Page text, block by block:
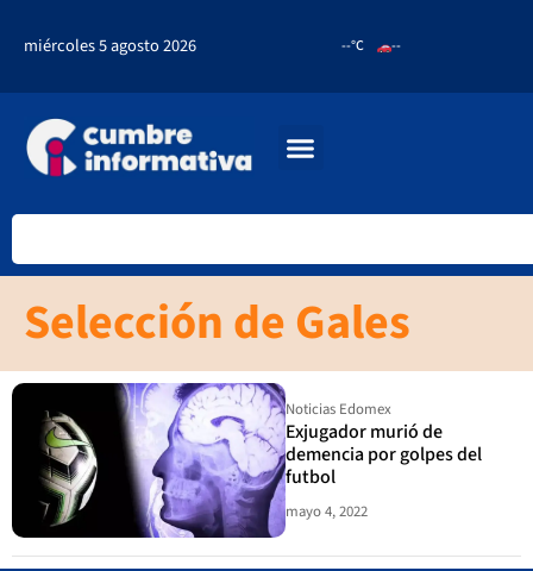
miércoles 5 agosto 2026 --°C --
Selección de Gales
Noticias Edomex
Exjugador murió de
demencia por golpes del
futbol
mayo 4, 2022